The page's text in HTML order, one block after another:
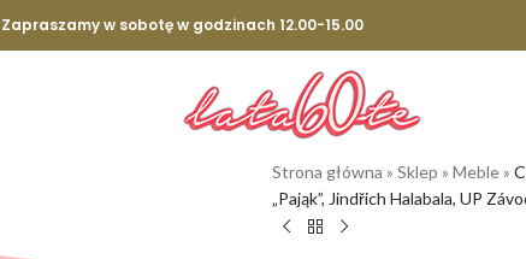
w sobotę w godzinach 12.00-15.00
Strona główna » Sklep » Meble»
„Pająk”, Jindřich Halabala, UP